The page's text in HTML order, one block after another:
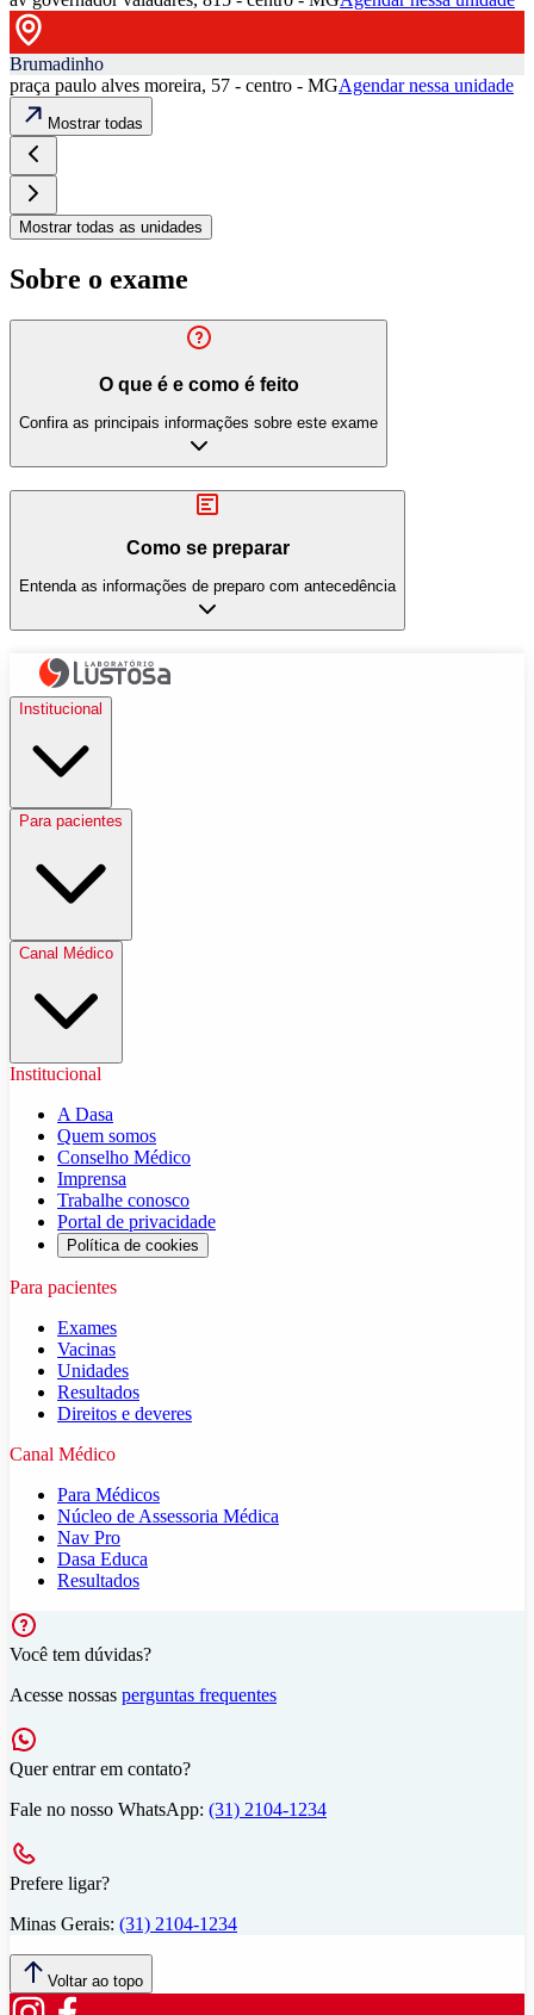
Brumadinho
praça paulo alves moreira, 57 - centro - MGAgendar nessa unidade
Mostrar todas
Mostrar todas as unidades
Sobre o exame
O que é e como é feito
Confira as principais informações sobre este exame
Como se preparar
Entenda as informações de preparo com antecedência
Institucional
Para pacientes
Canal Médico
Institucional
A Dasa
Quem somos
Conselho Médico
Imprensa
Trabalhe conosco
Portal de privacidade
Política de cookies
Para pacientes
Exames
Vacinas
Unidades
Resultados
Direitos e deveres
Canal Médico
Para Médicos
Núcleo de Assessoria Médica
Nav Pro
Dasa Educa
Resultados
Você tem dúvidas?
Acesse nossas perguntas frequentes
Quer entrar em contato?
Fale no nosso WhatsApp: (31) 2104-1234
Prefere ligar?
Minas Gerais: (31) 2104-1234
Voltar ao topo